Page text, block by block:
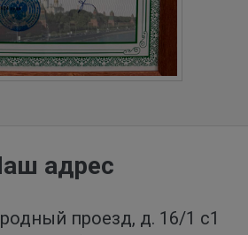
адрес
проезд, д. 16/1 с1